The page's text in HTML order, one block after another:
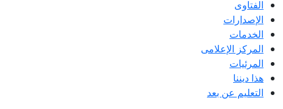
الفتاوى
الإصدارات
الخدمات
المركز الإعلامى
المرئيات
هذا ديننا
التعليم عن بعد